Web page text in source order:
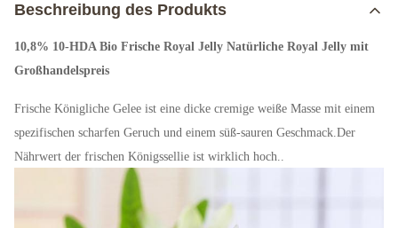
Beschreibung des Produkts
10,8% 10-HDA Bio Frische Royal Jelly Natürliche Royal Jelly mit
Großhandelspreis
Frische Königliche Gelee ist eine dicke cremige weiße Masse mit einem
spezifischen scharfen Geruch und einem süß-sauren Geschmack.Der
Nährwert der frischen Königssellie ist wirklich hoch..